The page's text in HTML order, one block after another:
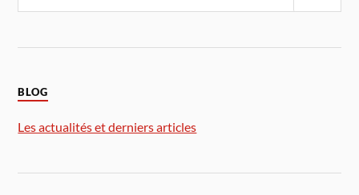
BLOG
Les actualités et derniers articles